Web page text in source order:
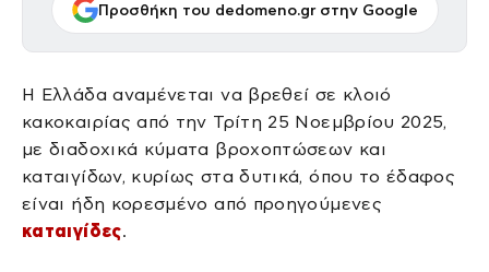
Προσθήκη του dedomeno.gr στην Google
Η Ελλάδα αναμένεται να βρεθεί σε κλοιό
κακοκαιρίας από την Τρίτη 25 Νοεμβρίου 2025,
με διαδοχικά κύματα βροχοπτώσεων και
καταιγίδων, κυρίως στα δυτικά, όπου το έδαφος
είναι ήδη κορεσμένο από προηγούμενες
καταιγίδες.